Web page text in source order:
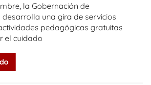
la Gobernación de
una gira de servicios
pedagógicas gratuitas
el cuidado